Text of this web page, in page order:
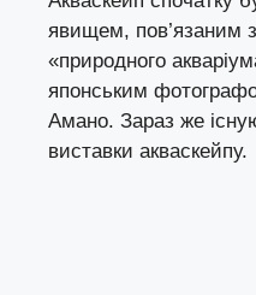
явищем, пов’язаним
«природного
японським
Амано. Зараз же
виставки акваскейпу.